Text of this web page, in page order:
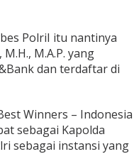
PolriI itu nantinya
M.A.P. yang
dan terdaftar di
Winners – Indonesia
sebagai Kapolda
sebagai instansi yang